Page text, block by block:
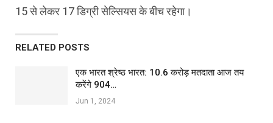
15 से लेकर 17 डिग्री सेल्सियस के बीच रहेगा।
RELATED POSTS
एक भारत श्रेष्ठ भारत: 10.6 करोड़ मतदाता आज तय
करेंगे 904…
Jun 1, 2024